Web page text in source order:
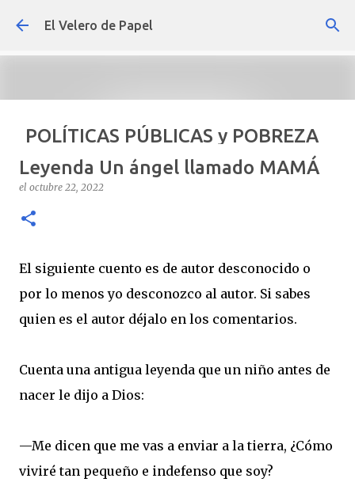
Ir al contenido principal
El Velero de Papel
POLÍTICAS PÚBLICAS y POBREZA
POR ARTURO MOLINA
el septiembre 22, 2024
Leyenda Un ángel llamado MAMÁ
el octubre 22, 2022
El siguiente cuento es de autor desconocido o
por lo menos yo desconozco al autor. Si sabes
quien es el autor déjalo en los comentarios.
Cuenta una antigua leyenda que un niño antes de
nacer le dijo a Dios:
—Me dicen que me vas a enviar a la tierra, ¿Cómo
viviré tan pequeño e indefenso que soy?